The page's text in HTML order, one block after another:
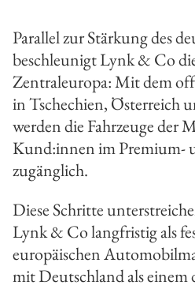
Parallel zur Stärkung des
beschleunigt Lynk & Co
Zentraleuropa: Mit dem
in Tschechien, Österreich
werden die Fahrzeuge der
Kund:innen im Premium-
zugänglich.
Diese Schritte
Lynk & Co langfristig als
europäischen
mit Deutschland als einem